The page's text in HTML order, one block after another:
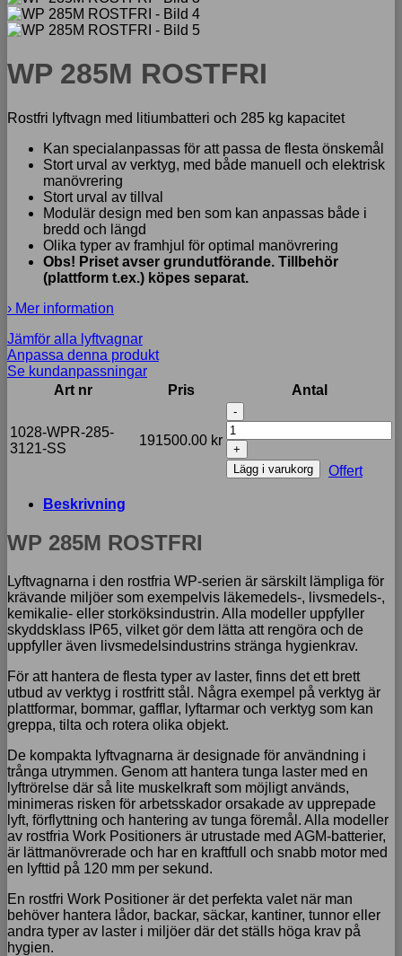
WP 285M ROSTFRI
Rostfri lyftvagn med litiumbatteri och 285 kg kapacitet
Kan specialanpassas för att passa de flesta önskemål
Stort urval av verktyg, med både manuell och elektrisk
manövrering
Stort urval av tillval
Modulär design med ben som kan anpassas både i
bredd och längd
Olika typer av framhjul för optimal manövrering
Obs! Priset avser grundutförande. Tillbehör
(plattform t.ex.) köpes separat.
› Mer information
Jämför alla lyftvagnar
Anpassa denna produkt
Se kundanpassningar
Art nr
Pris Antal
1028-WPR-285-
3121-SS
191500.00 kr
285M
ROSTFRI
mängd
Lägg i varukorg Offert
Beskrivning
WP 285M ROSTFRI
Lyftvagnarna i den rostfria WP-serien är särskilt lämpliga för
krävande miljöer som exempelvis läkemedels-, livsmedels-,
kemikalie- eller storköksindustrin. Alla modeller uppfyller
skyddsklass IP65, vilket gör dem lätta att rengöra och de
uppfyller även livsmedelsindustrins stränga hygienkrav.
För att hantera de flesta typer av laster, finns det ett brett
utbud av verktyg i rostfritt stål. Några exempel på verktyg är
plattformar, bommar, gafflar, lyftarmar och verktyg som kan
greppa, tilta och rotera olika objekt.
De kompakta lyftvagnarna är designade för användning i
trånga utrymmen. Genom att hantera tunga laster med en
lyftrörelse där så lite muskelkraft som möjligt används,
minimeras risken för arbetsskador orsakade av upprepade
lyft, förflyttning och hantering av tunga föremål. Alla modeller
av rostfria Work Positioners är utrustade med AGM-batterier,
är lättmanövrerade och har en kraftfull och snabb motor med
en lyfttid på 120 mm per sekund.
En rostfri Work Positioner är det perfekta valet när man
behöver hantera lådor, backar, säckar, kantiner, tunnor eller
andra typer av laster i miljöer där det ställs höga krav på
hygien.